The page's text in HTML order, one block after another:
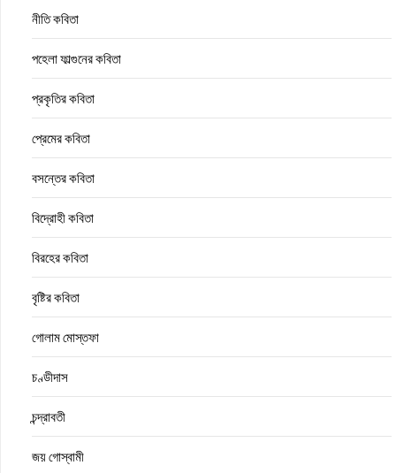
নীতি কবিতা
পহেলা ফাল্গুনের কবিতা
প্রকৃতির কবিতা
প্রেমের কবিতা
বসন্তের কবিতা
বিদ্রোহী কবিতা
বিরহের কবিতা
বৃষ্টির কবিতা
গোলাম মোস্তফা
চণ্ডীদাস
চন্দ্রাবতী
জয় গোস্বামী